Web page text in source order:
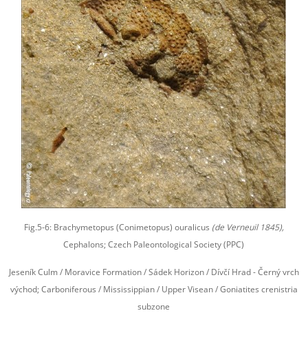
Fig.5-6: Brachymetopus (Conimetopus) ouralicus (de Verneuil 1845),
Cephalons; Czech Paleontological Society (PPC)
Jeseník Culm / Moravice Formation / Sádek Horizon / Dívčí Hrad - Černý vrch
východ; Carboniferous / Mississippian / Upper Visean / Goniatites crenistria
subzone